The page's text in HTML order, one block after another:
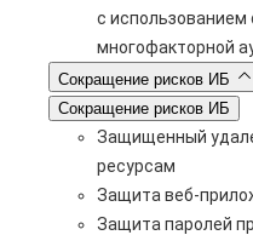
с использованием
многофакторной
Сокращение рисков ИБ
Сокращение рисков ИБ
Защищенный
ресурсам
Защита веб-
Защита паролей